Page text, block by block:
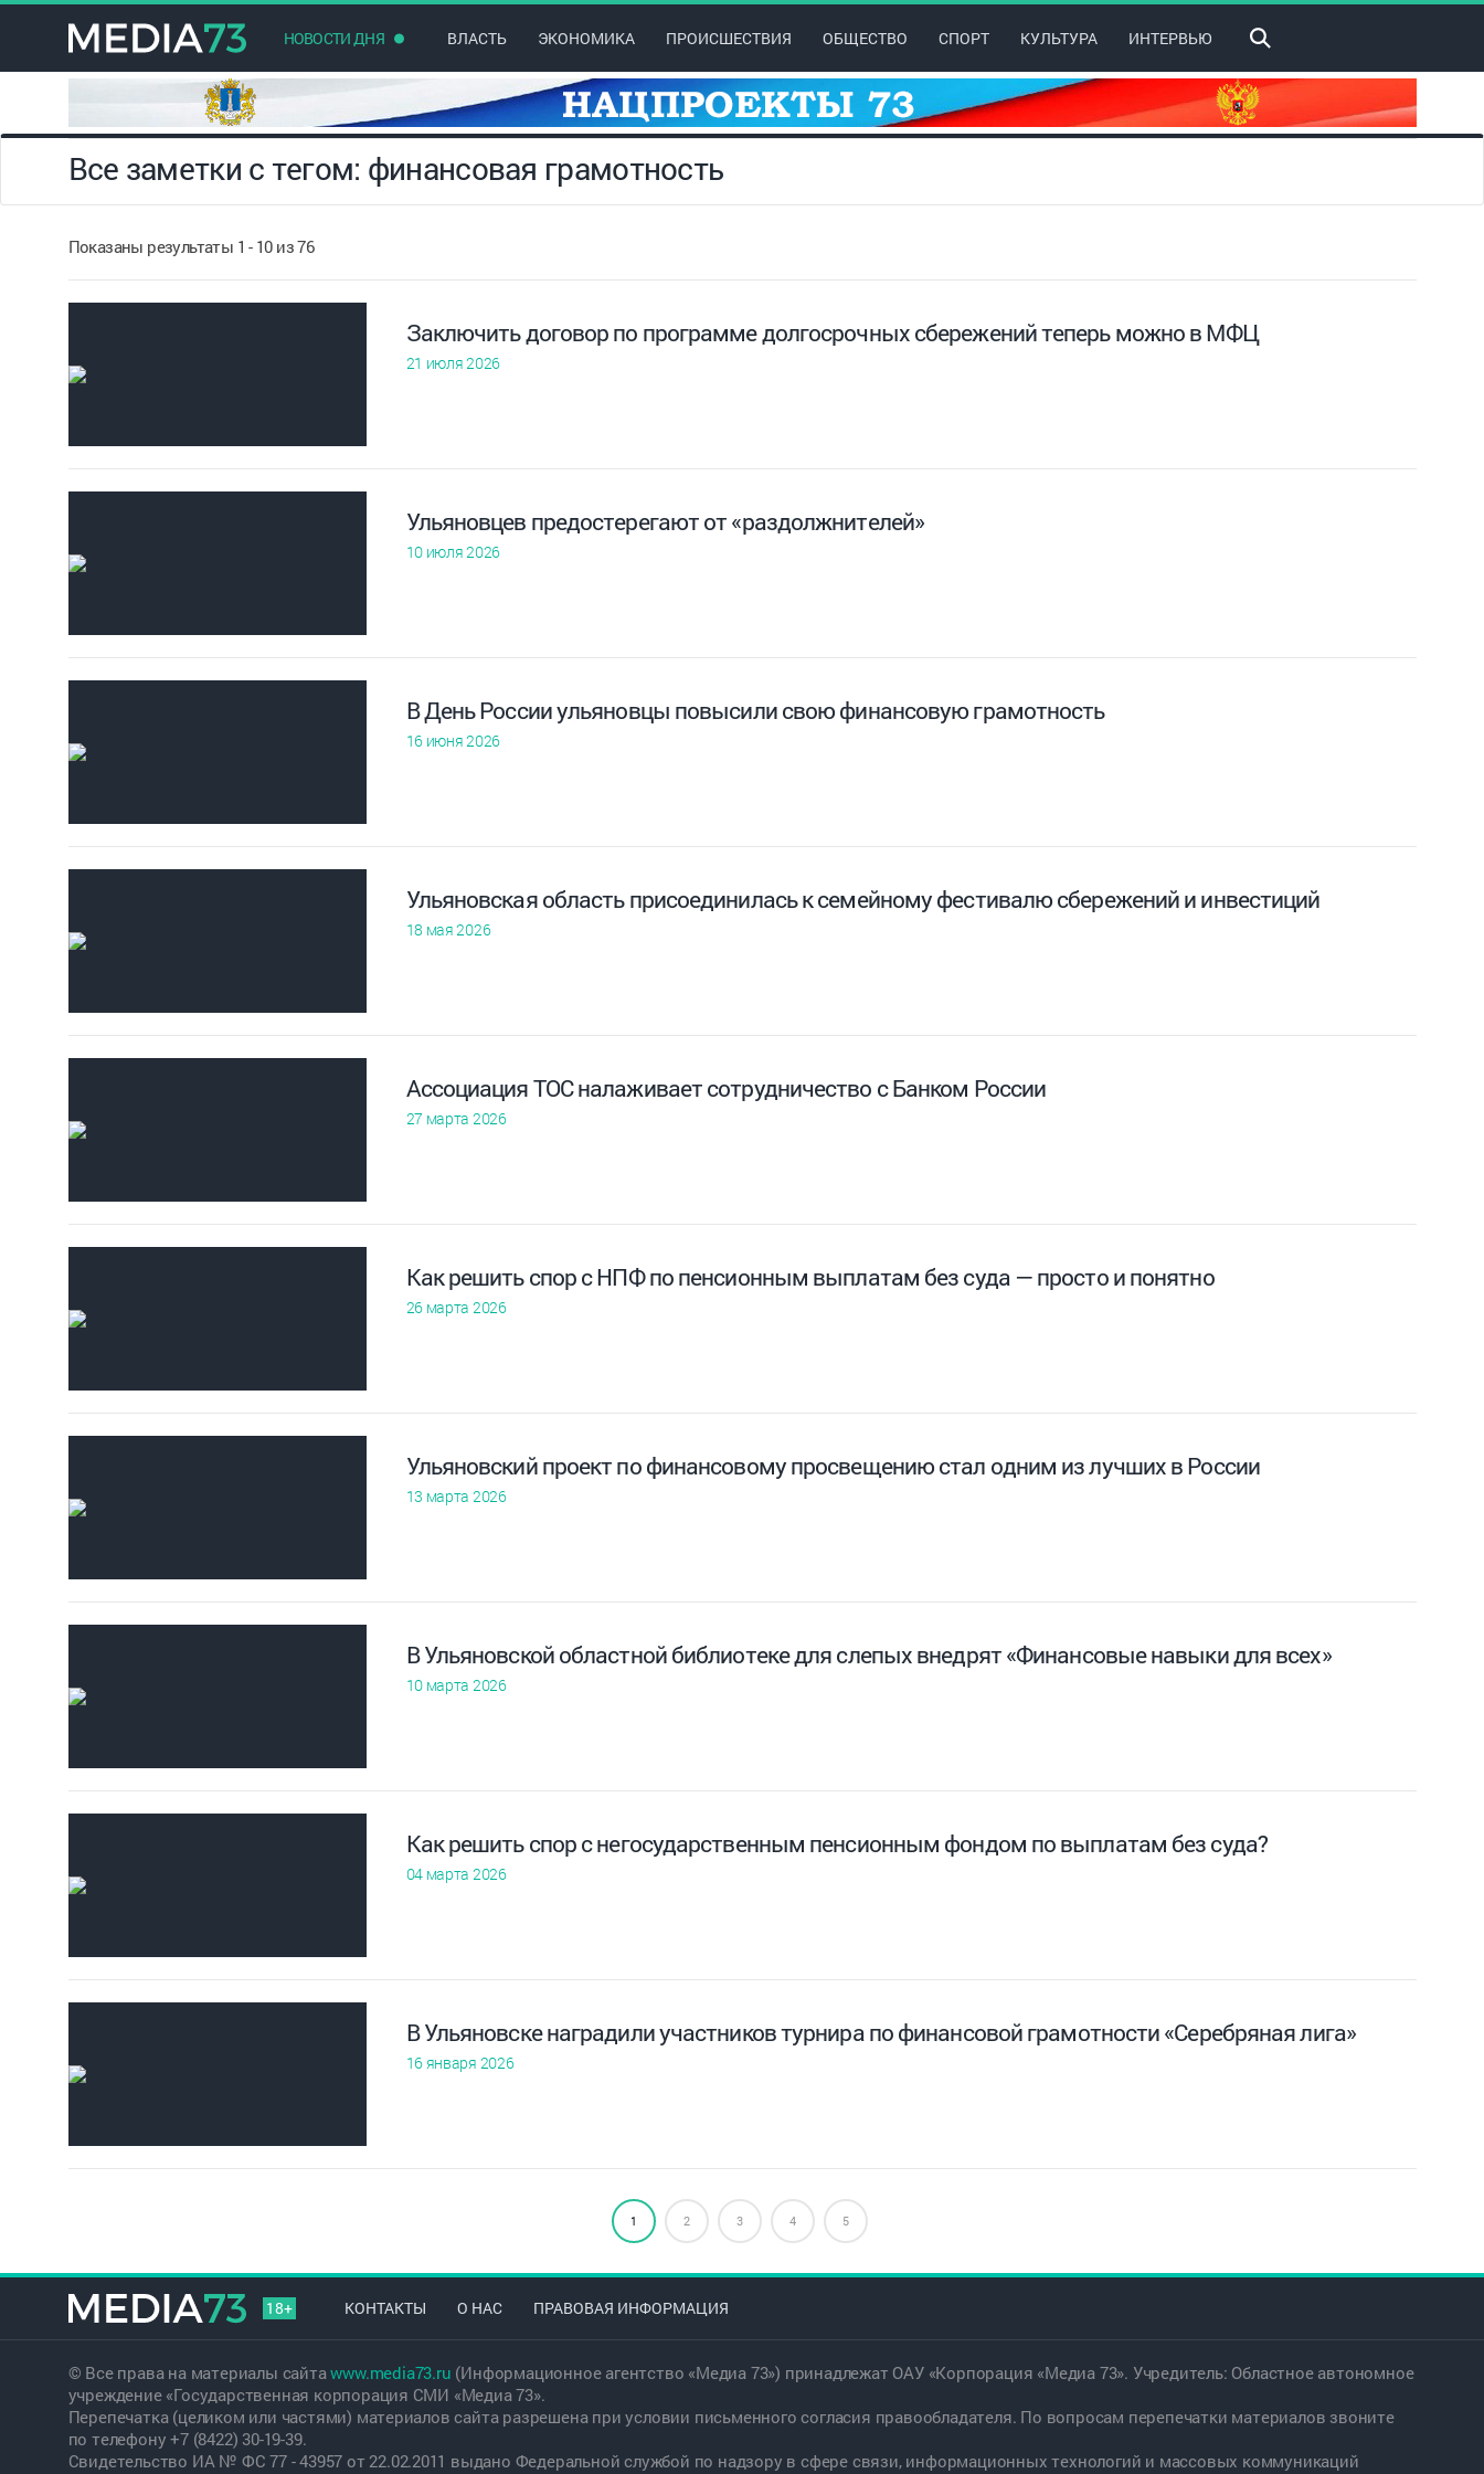
НОВОСТИ ДНЯ ВЛАСТЬ ЭКОНОМИКА ПРОИСШЕСТВИЯ ОБЩЕСТВО СПОРТ КУЛЬТУРА ИНТЕРВЬЮ
Все заметки с тегом: финансовая грамотность
Показаны результаты 1 - 10 из 76
Заключить договор по программе долгосрочных сбережений теперь можно в МФЦ
21 июля 2026
Ульяновцев предостерегают от «раздолжнителей»
10 июля 2026
В День России ульяновцы повысили свою финансовую грамотность
16 июня 2026
Ульяновская область присоединилась к семейному фестивалю сбережений и инвестиций
18 мая 2026
Ассоциация ТОС налаживает сотрудничество с Банком России
27 марта 2026
Как решить спор с НПФ по пенсионным выплатам без суда — просто и понятно
26 марта 2026
Ульяновский проект по финансовому просвещению стал одним из лучших в России
13 марта 2026
В Ульяновской областной библиотеке для слепых внедрят «Финансовые навыки для всех»
10 марта 2026
Как решить спор с негосударственным пенсионным фондом по выплатам без суда?
04 марта 2026
В Ульяновске наградили участников турнира по финансовой грамотности «Серебряная лига»
16 января 2026
1 2 3 4 5
18+ КОНТАКТЫ О НАС ПРАВОВАЯ ИНФОРМАЦИЯ
© Все права на материалы сайтаwww.media73.ru (Информационное агентство «Медиа 73») принадлежат ОАУ «Корпорация «Медиа 73». Учредитель: Областное автономное
учреждение «Государственная корпорация СМИ «Медиа 73».
Перепечатка (целиком или частями) материалов сайта разрешена при условии письменного согласия правообладателя. По вопросам перепечатки материалов звоните
по телефону +7 (8422) 30-19-39.
Свидетельство ИА № ФС 77 - 43957 от 22.02.2011 выдано Федеральной службой по надзору в сфере связи, информационных технологий и массовых коммуникаций